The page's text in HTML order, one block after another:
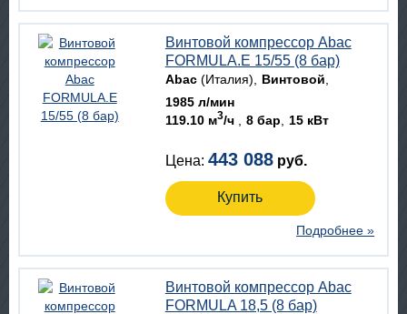
Винтовой компрессор Abac
FORMULA.E 15/55 (8 бар)
Abac(Италия)
Винтовой
1985 л/мин
119.10 м3/ч 8 бар 15 кВт
Цена: 443 088 руб.
Купить
Подробнее »
Винтовой компрессор Abac
FORMULA 18,5 (8 бар)